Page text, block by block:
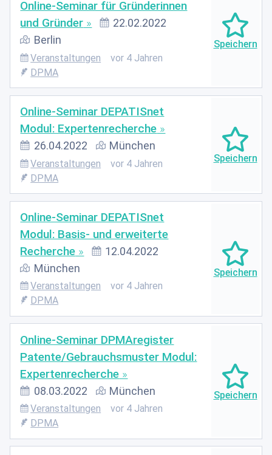
Online-Seminar für Gründerinnen
und Gründer
22.02.2022
Berlin
Veranstaltungen
vor 4 Jahren
DPMA
Online-Seminar DEPATISnet
Modul: Expertenrecherche
26.04.2022 München
Veranstaltungen
vor 4 Jahren
DPMA
Online-Seminar DEPATISnet
Modul: Basis- und erweiterte
Recherche
12.04.2022
München
Veranstaltungen
vor 4 Jahren
DPMA
Online-Seminar DPMAregister
Patente/Gebrauchsmuster Modul:
Expertenrecherche
08.03.2022 München
Veranstaltungen
vor 4 Jahren
DPMA